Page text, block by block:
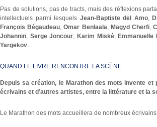
Pas de solutions, pas de tracts, mais des réflexions
intellectuels parmi lesquels Jean-Baptiste del Amo,
François Bégaudeau ,Omar Benlaala Magyd Cherfi,
Johannin Serge Joncour ,Karim Miské,Emmanuelle
Yargekov
QUAND LE LIVRE RENCONTRE LA SCÈNE
Depuis sa création, le Marathon des mots invente
écrivains et d’autres artistes, entre la littérature et la
Le Marathon des mots accueillera de nombreux